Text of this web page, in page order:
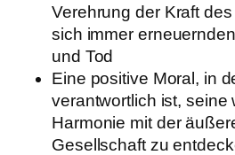
Verehrung der Kraft
sich immer
und Tod
Eine positive Moral, in
verantwortlich ist, seine
Harmonie mit der
Gesellschaft zu